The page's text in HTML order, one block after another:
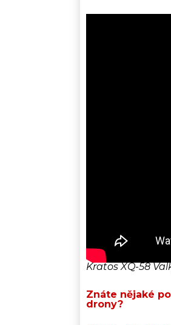
Kratos XQ-58
Znáte nějaké
drony?